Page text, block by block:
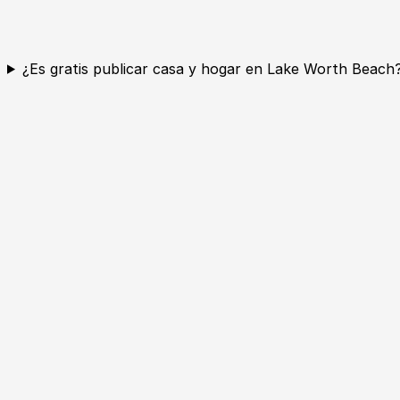
¿Es gratis publicar casa y hogar en Lake Worth